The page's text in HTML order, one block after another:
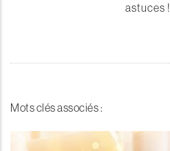
astuces !
Mots clés associés :